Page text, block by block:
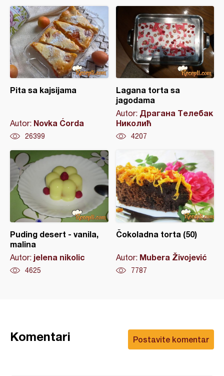
Pita sa kajsijama
Autor: Novka Ćorda
26399
Lagana torta sa
jagodama
Autor: Драгана Телебак
Николић
4207
Puding desert - vanila,
malina
Autor: jelena nikolic
4625
Čokoladna torta (50)
Autor: Mubera Živojević
7787
Postavite komentar
Komentari